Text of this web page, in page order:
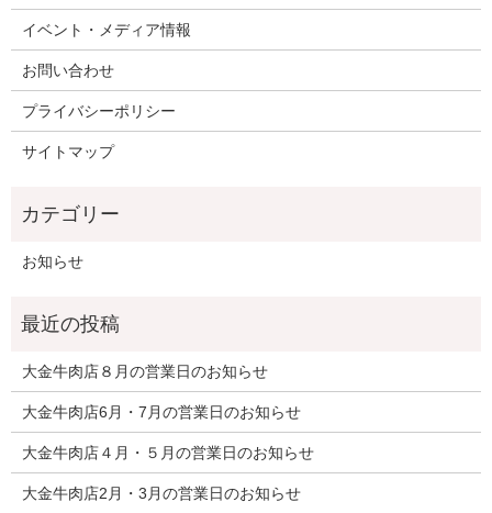
イベント・メディア情報
お問い合わせ
プライバシーポリシー
サイトマップ
お知らせ
大金牛肉店８月の営業日のお知らせ
大金牛肉店6月・7月の営業日のお知らせ
大金牛肉店４月・５月の営業日のお知らせ
大金牛肉店2月・3月の営業日のお知らせ